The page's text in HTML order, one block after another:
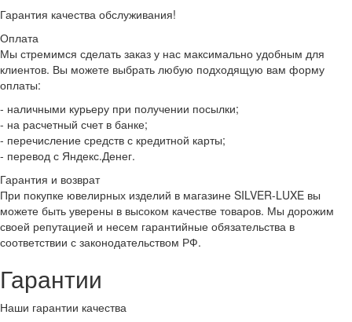
Гарантия качества обслуживания!
Оплата
Мы стремимся сделать заказ у нас максимально удобным для
клиентов. Вы можете выбрать любую подходящую вам форму
оплаты:
- наличными курьеру при получении посылки;
- на расчетный счет в банке;
- перечисление средств с кредитной карты;
- перевод с Яндекс.Денег.
Гарантия и возврат
При покупке ювелирных изделий в магазине SILVER-LUXE вы
можете быть уверены в высоком качестве товаров. Мы дорожим
своей репутацией и несем гарантийные обязательства в
соответствии с законодательством РФ.
Гарантии
Наши гарантии качества